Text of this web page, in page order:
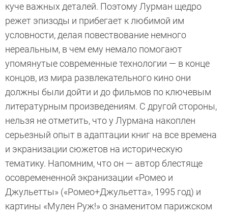
куче важных деталей. Поэтому Лурман щедро
режет эпизоды и прибегает к любимой им
условности, делая повествование немного
нереальным, в чем ему немало помогают
упомянутые современные технологии — в конце
концов, из мира развлекательного кино они
должны были дойти и до фильмов по ключевым
литературным произведениям. С другой стороны,
нельзя не отметить, что у Лурмана накоплен
серьезный опыт в адаптации книг на все времена
и экранизации сюжетов на историческую
тематику. Напомним, что он — автор блестяще
осовремененной экранизации «Ромео и
Джульетты» («Ромео+Джульетта», 1995 год) и
картины «Мулен Руж!» о знаменитом парижском